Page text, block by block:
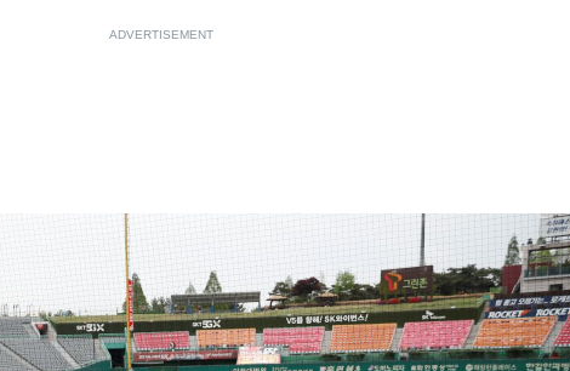
ADVERTISEMENT